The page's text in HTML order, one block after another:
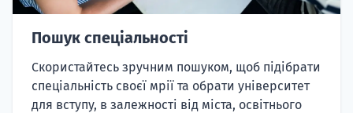
Пошук спеціальності
Скористайтесь зручним пошуком, щоб підібрати
спеціальність своєї мрії та обрати університет
для вступу, в залежності від міста, освітнього